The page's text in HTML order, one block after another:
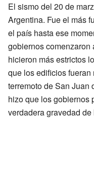
El sismo del 20 de
Argentina. Fue el más
el país hasta ese
gobiernos comenzaron
hicieron más estrictos
que los edificios fueran
terremoto de San Juan
hizo que los gobiernos
verdadera gravedad